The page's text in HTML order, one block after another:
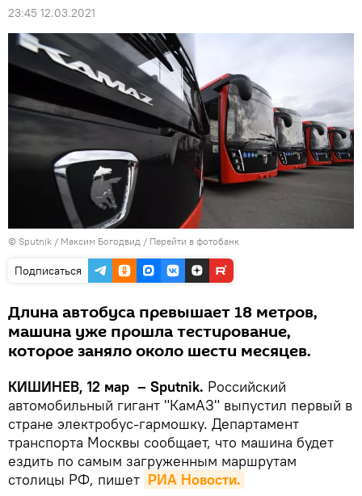
23:45 12.03.2021
© Sputnik / Максим Богодвид / Перейти в фотобанк
Подписаться
Длина автобуса превышает 18 метров,
машина уже прошла тестирование,
которое заняло около шести месяцев.
КИШИНЕВ, 12 мар – Sputnik. Российский
автомобильный гигант "КамАЗ" выпустил первый в
стране электробус-гармошку. Департамент
транспорта Москвы сообщает, что машина будет
ездить по самым загруженным маршрутам
столицы РФ, пишет РИА Новости.